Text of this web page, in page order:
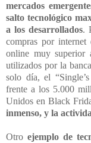
mercados
salto tecnológico
a los desarrollados.
compras por
online muy superior
utilizados por la
solo día, el
frente a los 5.000
Unidos en Black
inmenso, y la
Otro ejemplo de